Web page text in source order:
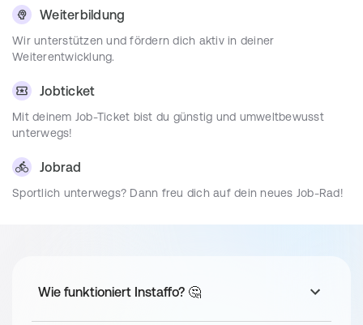
Erfahrungen in:
Python
TypeScript/ JavaScript
GraphQL
AWS
DevOps
Nice to have:
Java
Even-driven Architecture
Weiterbildung
Wir unterstützen und fördern dich aktiv in deiner
Weiterentwicklung.
Jobticket
Mit deinem Job-Ticket bist du günstig und umweltbewusst
unterwegs!
Jobrad
Sportlich unterwegs? Dann freu dich auf dein neues Job-Rad!
Parkplatz
Wie funktioniert Instaffo? 🤔